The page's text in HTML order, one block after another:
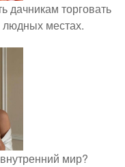
дачникам торговать
людных местах.
мир?